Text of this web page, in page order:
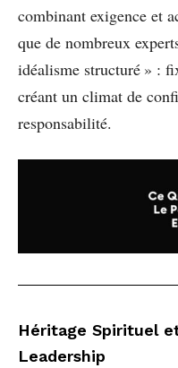
combinant exigence et
que de nombreux
idéalisme structuré » :
créant un climat de
responsabilité.
Héritage Spirituel
Leadership